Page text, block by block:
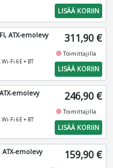
LISÄÄ KORIIN
ATX-emolevy
Fi 6E + BT
311,90 €
fiber_manual_recordToimittajilla
LISÄÄ KORIIN
emolevy
Fi 6E + BT
246,90 €
fiber_manual_recordToimittajilla
LISÄÄ KORIIN
ATX-emolevy 159,90 €